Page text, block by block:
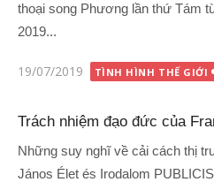
thoại song Phương lần thứ Tám
2019...
Đăng
19/07/2019 TÌNH HÌNH THẾ GIỚI
Trách nhiệm đạo đức của
Những suy nghĩ về cải cách thị
János Élet és Irodalom